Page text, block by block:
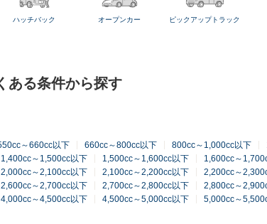
ハッチバック オープンカー ピックアップトラック
ある条件から探す
～660cc以下 660cc～800cc以下 800cc～1,000cc以下
1,400cc～1,500cc以下 1,500cc～1,600cc以下 1,600cc～
2,000cc～2,100cc以下 2,100cc～2,200cc以下 2,200cc～
2,600cc～2,700cc以下 2,700cc～2,800cc以下 2,800cc～
4,000cc～4,500cc以下 4,500cc～5,000cc以下 5,000cc～